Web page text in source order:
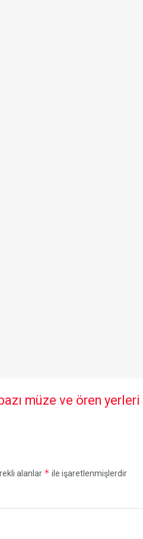
müze ve ören
alanlar * ile işaretlenmişlerdir